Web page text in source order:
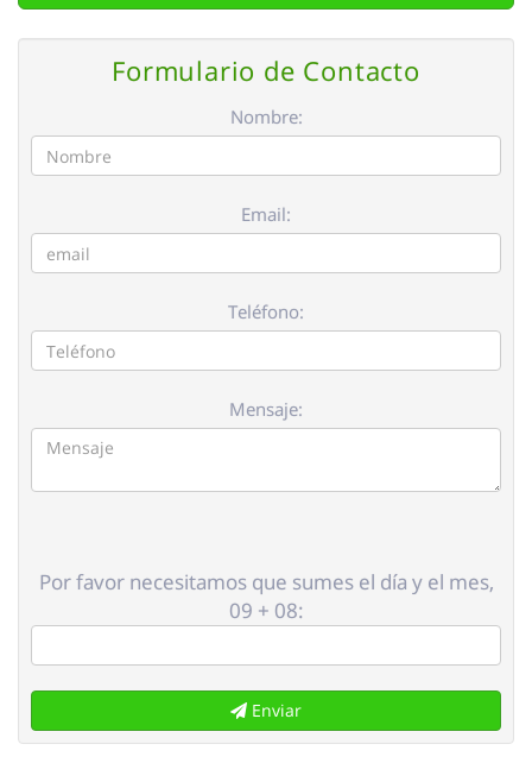
Formulario de Contacto
Nombre:
Email:
Teléfono:
Mensaje:
Por favor necesitamos que sumes el día y el mes,
09 + 08:
Enviar